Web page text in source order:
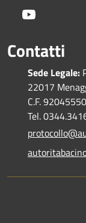
Contatti
Sede Legale:
22017
C.F.
Tel.